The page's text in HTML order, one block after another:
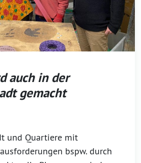
auch in der
gemacht
und Quartiere mit
bspw. durch